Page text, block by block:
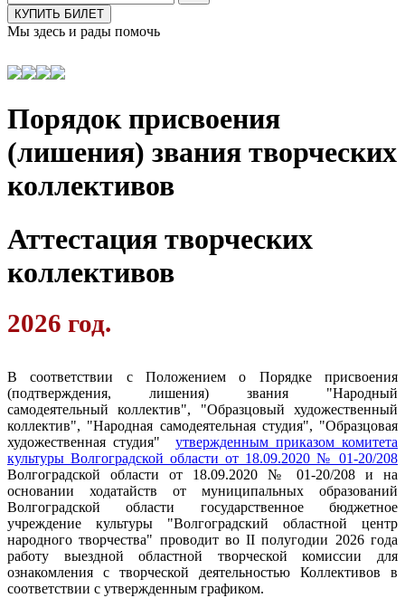
КУПИТЬ БИЛЕТ
Мы здесь и рады помочь
Порядок присвоения
(лишения) звания творческих
коллективов
Аттестация творческих
коллективов
2026 год.
В соответствии с Положением о Порядке присвоения
(подтверждения, лишения) звания "Народный
самодеятельный коллектив", "Образцовый художественный
коллектив", "Народная самодеятельная студия", "Образцовая
художественная студия" утвержденным приказом комитета
культуры Волгоградской области от 18.09.2020 № 01-20/208
Волгоградской области от 18.09.2020 № 01-20/208 и на
основании ходатайств от муниципальных образований
Волгоградской области государственное бюджетное
учреждение культуры "Волгоградский областной центр
народного творчества" проводит во II полугодии 2026 года
работу выездной областной творческой комиссии для
ознакомления с творческой деятельностью Коллективов в
соответствии с утвержденным графиком.